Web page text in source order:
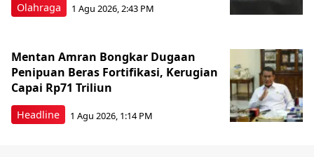
Olahraga 1 Agu 2026, 2:43 PM
Headline
Mentan Amran Bongkar Dugaan
Penipuan Beras Fortifikasi, Kerugian
Capai Rp71 Triliun
1 Agu 2026, 1:14 PM